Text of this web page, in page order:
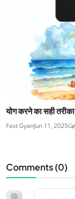
योग करने का सही
Fast GyanJun 11, 2025
Comments (0)